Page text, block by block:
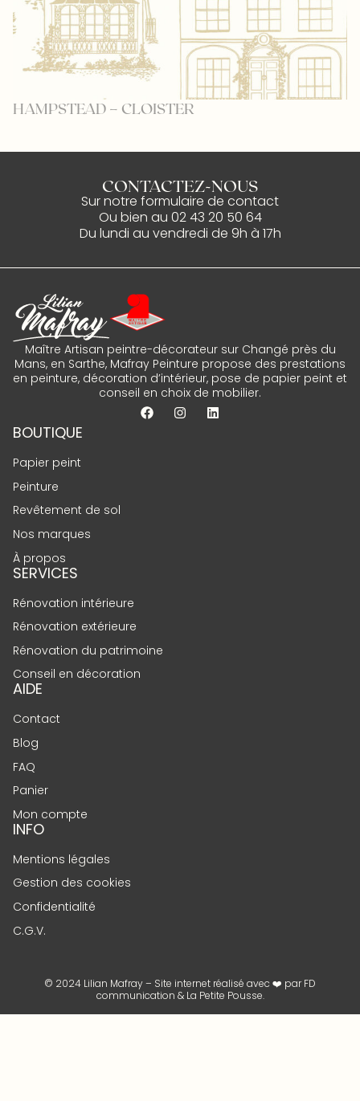
HAMPSTEAD – CLOISTER
CONTACTEZ-NOUS
Sur notre formulaire de contact
Ou bien au 02 43 20 50 64
Du lundi au vendredi de 9h à 17h
Maître Artisan peintre-décorateur sur Changé près du
Mans, en Sarthe, Mafray Peinture propose des prestations
en peinture, décoration d’intérieur, pose de papier peint et
conseil en choix de mobilier.
BOUTIQUE
Papier peint
Peinture
Revêtement de sol
Nos marques
À propos
SERVICES
Rénovation intérieure
Rénovation extérieure
Rénovation du patrimoine
Conseil en décoration
AIDE
Contact
Blog
FAQ
Panier
Mon compte
INFO
Mentions légales
Gestion des cookies
Confidentialité
C.G.V.
© 2024 Lilian Mafray – Site internet réalisé avec ❤️ parFD
communication & La Petite Pousse.